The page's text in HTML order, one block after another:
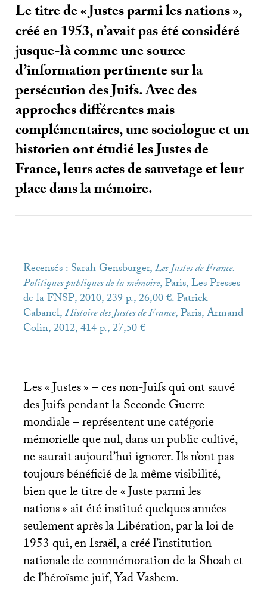
Le titre de «Justes parmi les nations»,
créé en 1953, n’avait pas été considéré
jusque-là comme une source
d’information pertinente sur la
persécution des Juifs. Avec des
approches différentes mais
complémentaires, une sociologue et un
historien ont étudié les Justes de
France, leurs actes de sauvetage et leur
place dans la mémoire.
Recensés : Sarah Gensburger,Les Justes de France.
Politiques publiques de la mémoire, Paris, Les Presses
de laFNSP, 2010, 239 p., 26,00 €. Patrick
Cabanel,Histoire des Justes de France, Paris, Armand
Colin, 2012, 414 p., 27,50 €
Les «Justes» – ces non-Juifs qui ont sauvé
des Juifs pendant la Seconde Guerre
mondiale – représentent une catégorie
mémorielle que nul, dans un public cultivé,
ne saurait aujourd’hui ignorer. Ils n’ont pas
toujours bénéficié de la même visibilité,
bien que le titre de «Juste parmi les
nations» ait été institué quelques années
seulement après la Libération, par la loi de
1953 qui, en Israël, a créé l’institution
nationale de commémoration de la Shoah et
de l’héroïsme juif, Yad Vashem.